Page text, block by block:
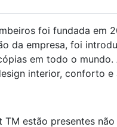
foi fundada em
da empresa, foi
em todo o
interior, conforto
TM estão presentes